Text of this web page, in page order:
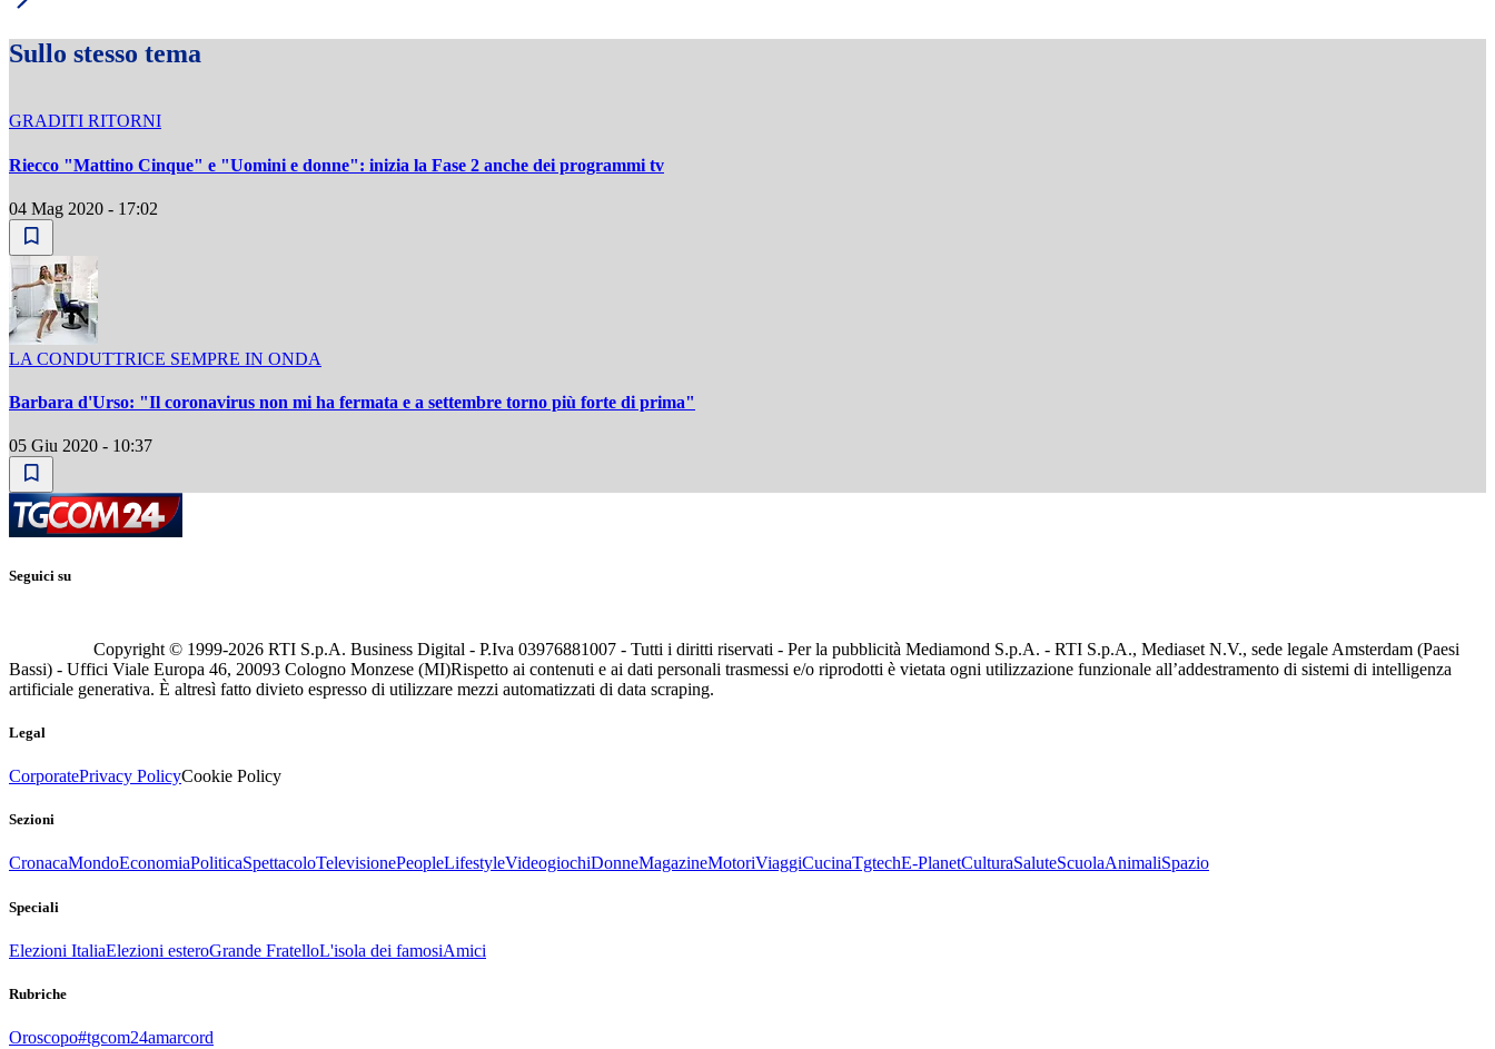
Sullo stesso tema
GRADITI RITORNI
Riecco "Mattino Cinque" e "Uomini e donne": inizia la Fase 2 anche dei programmi tv
04 Mag 2020 - 17:02
LA CONDUTTRICE SEMPRE IN ONDA
Barbara d'Urso: "Il coronavirus non mi ha fermata e a settembre torno più forte di prima"
05 Giu 2020 - 10:37
Seguici su
Copyright © 1999-2026 RTI S.p.A. Business Digital - P.Iva 03976881007 - Tutti i diritti riservati - Per la pubblicità Mediamond S.p.A. - RTI S.p.A., Mediaset N.V., sede legale Amsterdam (Paesi
Bassi) - Uffici Viale Europa 46, 20093 Cologno Monzese (MI)Rispetto ai contenuti e ai dati personali trasmessi e/o riprodotti è vietata ogni utilizzazione funzionale all’addestramento di sistemi di intelligenza
artificiale generativa. È altresì fatto divieto espresso di utilizzare mezzi automatizzati di data scraping.
Legal
CorporatePrivacy PolicyCookie Policy
Sezioni
CronacaMondoEconomiaPoliticaSpettacoloTelevisionePeopleLifestyleVideogiochiDonneMagazineMotoriViaggiCucinaTgtechE-PlanetCulturaSaluteScuolaAnimaliSpazio
Speciali
Elezioni ItaliaElezioni esteroGrande FratelloL'isola dei famosiAmici
Rubriche
Oroscopo#tgcom24amarcord